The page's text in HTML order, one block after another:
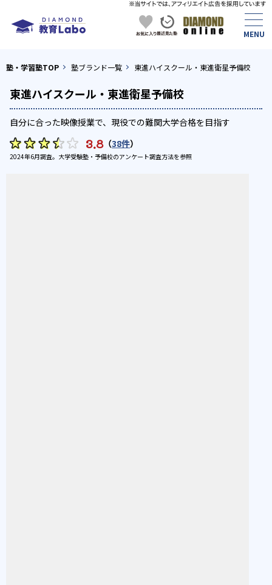
塾・学習塾TOP 塾ブランド一覧 東進ハイスクール・東進衛星予備校
東進ハイスクール・東進衛星予備校
自分に合った映像授業で、現役での難関大学合格を目指す
3.8（38件）
2024年6月調査。 大学受験塾・予備校のアンケート調査方法を参照